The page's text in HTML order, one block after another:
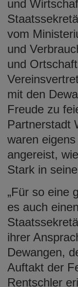
und
vom
und
und
mit den
Freude zu
Partnerstadt
waren
angereist,
Stark in
„Für so eine
es auch
ihrer
Dewangen,
Auftakt der
Rentschler